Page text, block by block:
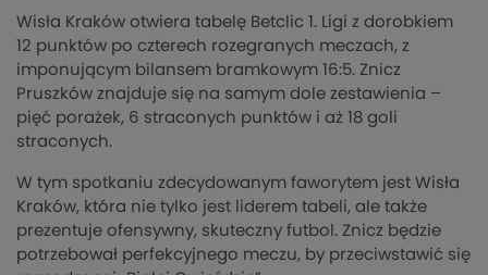
Wisła Kraków otwiera tabelę Betclic 1. Ligi z dorobkiem
12 punktów po czterech rozegranych meczach, z
imponującym bilansem bramkowym 16:5. Znicz
Pruszków znajduje się na samym dole zestawienia –
pięć porażek, 6 straconych punktów i aż 18 goli
straconych.
W tym spotkaniu zdecydowanym faworytem jest Wisła
Kraków, która nie tylko jest liderem tabeli, ale także
prezentuje ofensywny, skuteczny futbol. Znicz będzie
potrzebował perfekcyjnego meczu, by przeciwstawić się